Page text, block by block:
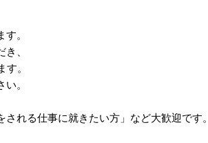
。
、
。
。
れる仕事に就きたい方」など大歓迎です。